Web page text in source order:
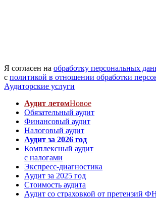
Я согласен на обработку персональных
с политикой в отношении обработки
Аудиторские услуги
Аудит летомНовое
Обязательный аудит
Финансовый аудит
Налоговый аудит
Аудит за 2026 год
Комплексный аудит
с налогами
Экспресс-диагностика
Аудит за 2025 год
Стоимость аудита
Аудит со страховкой от претензий